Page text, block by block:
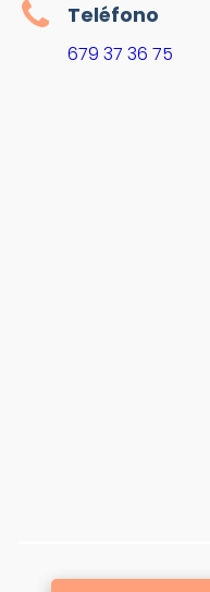
Teléfono
679 37 36 75